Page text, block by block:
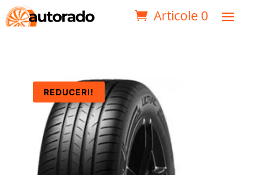
Articole 0
REDUCERI!